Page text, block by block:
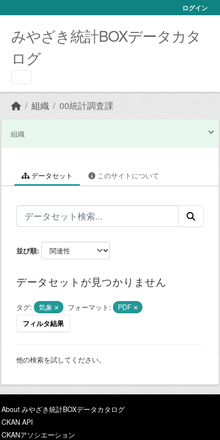
ログイン
みやざき統計BOXデータカタ
ログ
組織 00統計調査課
組織
データセット このサイトについて
並び順
データセットが見つかりません
タグ: 気象 フォーマット:
PDF
フィルタ結果
他の検索を試してください。
About みやざき統計BOXデータカタログ
CKAN API
CKANアソシエーション